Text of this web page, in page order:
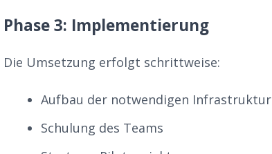
Phase 3: Implementierung
Die Umsetzung erfolgt schrittweise:
Aufbau der notwendigen Infrastruktur
Schulung des Teams